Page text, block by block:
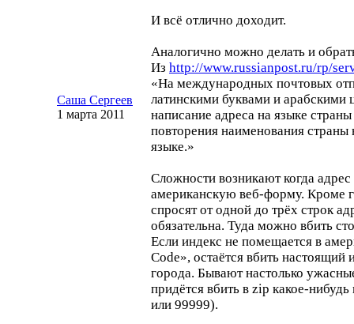
Саша Сергеев
1 марта 2011
И всё отлично доходит.
Аналогично можно делать и
Из http://www.russianpost.ru/rp/
«На международных почтовых
латинскими буквами и арабскими
написание адреса на языке
повторения наименования страны
языке.»
Сложности возникают когда
американскую веб-форму. Кроме
спросят от одной до трёх строк
обязательна. Туда можно вбить
Если индекс не помещается в
Code», остаётся вбить настоящий
города. Бывают настолько
придётся вбить в zip какое-нибудь
или 99999).